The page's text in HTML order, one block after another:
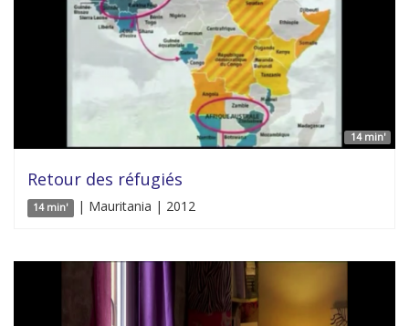
14 min'
Retour des réfugiés
14 min' | Mauritania | 2012